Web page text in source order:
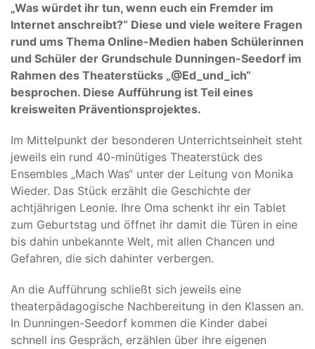
„Was würdet ihr tun, wenn euch ein Fremder im
Internet anschreibt?“ Diese und viele weitere Fragen
rund ums Thema Online-Medien haben Schülerinnen
und Schüler der Grundschule Dunningen-Seedorf im
Rahmen des Theaterstücks „@Ed_und_ich“
besprochen. Diese Aufführung ist Teil eines
kreisweiten Präventionsprojektes.
Im Mittelpunkt der besonderen Unterrichtseinheit steht
jeweils ein rund 40-minütiges Theaterstück des
Ensembles „Mach Was“ unter der Leitung von Monika
Wieder. Das Stück erzählt die Geschichte der
achtjährigen Leonie. Ihre Oma schenkt ihr ein Tablet
zum Geburtstag und öffnet ihr damit die Türen in eine
bis dahin unbekannte Welt, mit allen Chancen und
Gefahren, die sich dahinter verbergen.
An die Aufführung schließt sich jeweils eine
theaterpädagogische Nachbereitung in den Klassen an.
In Dunningen-Seedorf kommen die Kinder dabei
schnell ins Gespräch, erzählen über ihre eigenen